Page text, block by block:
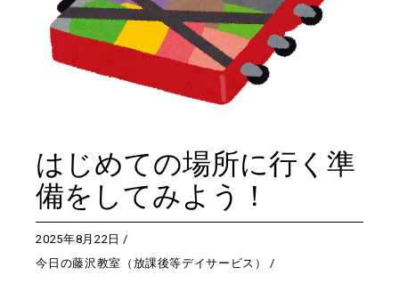
はじめての場所に行く準
備をしてみよう！
2025年8月22日
今日の藤沢教室（放課後等デイサービス）